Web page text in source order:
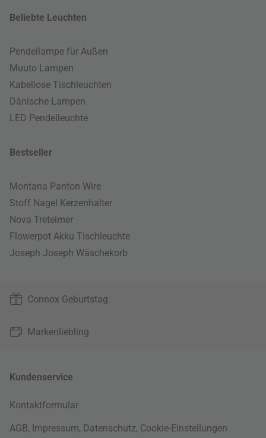
Beliebte Leuchten
Pendellampe für Außen
Muuto Lampen
Kabellose Tischleuchten
Dänische Lampen
LED Pendelleuchte
Bestseller
Montana Panton Wire
Stoff Nagel Kerzenhalter
Nova Treteimer
Flowerpot Akku Tischleuchte
Joseph Joseph Wäschekorb
Connox Geburtstag
Markenliebling
Kundenservice
Kontaktformular
AGB, Impressum, Datenschutz, Cookie-Einstellungen